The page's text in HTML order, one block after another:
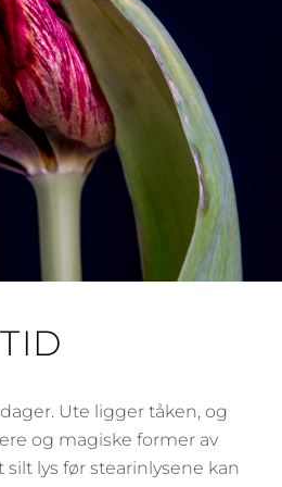
Ute ligger tåken, og
og magiske former av
lys før stearinlysene kan